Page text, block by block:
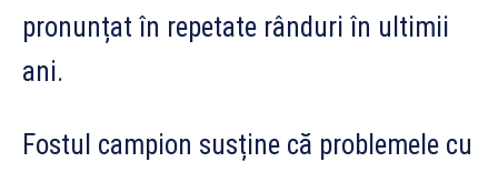
pronunțat în repetate rânduri în ultimii
ani.
Fostul campion susține că problemele cu